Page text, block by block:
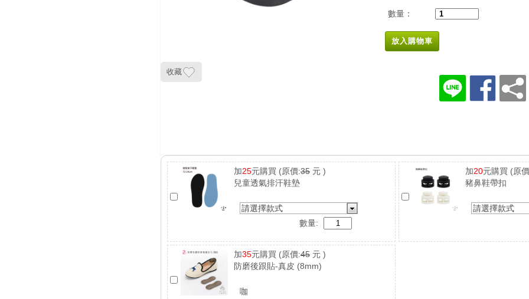
收藏
數量：
放入購物車
加25元購買 (原價:35 元 )
兒童透氣排汗鞋墊
請選擇款式
數量:
加20元購買 (原
豬鼻鞋帶扣
請選擇款式
加35元購買 (原價:45 元 )
防磨後跟貼-真皮 (8mm)
咖